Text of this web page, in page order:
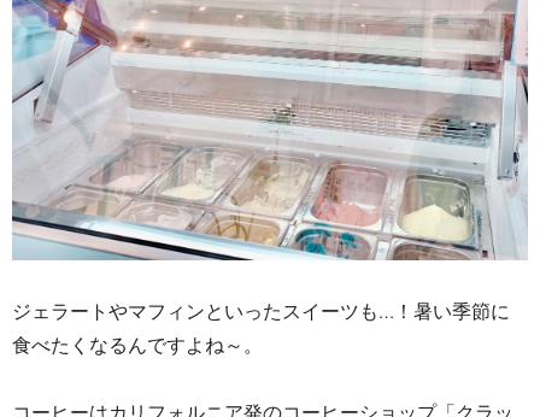
ジェラートやマフィンといったスイーツも…！暑い季節に
食べたくなるんですよね～。
コーヒーはカリフォルニア発のコーヒーショップ「クラッ